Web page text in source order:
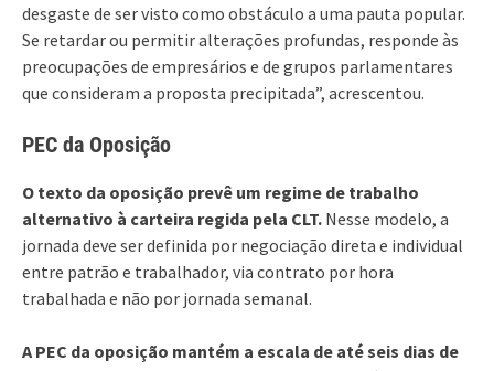
desgaste de ser visto como obstáculo a uma pauta popular.
Se retardar ou permitir alterações profundas, responde às
preocupações de empresários e de grupos parlamentares
que consideram a proposta precipitada”, acrescentou.
PEC da Oposição
O texto da oposição prevê um regime de trabalho
alternativo à carteira regida pela CLT. Nesse modelo, a
jornada deve ser definida por negociação direta e individual
entre patrão e trabalhador, via contrato por hora
trabalhada e não por jornada semanal.
A PEC da oposição mantém a escala de até seis dias de